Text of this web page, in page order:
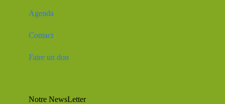
Agenda
Contact
Faire un don
Notre NewsLetter